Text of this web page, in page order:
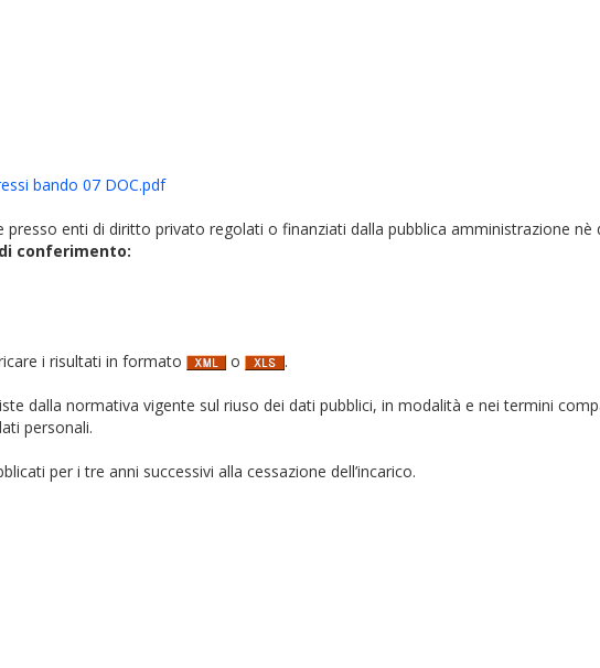
bando 07 DOC.pdf
enti di diritto privato regolati o finanziati dalla pubblica amministrazione
conferimento:
i risultati in formato o .
dalla normativa vigente sul riuso dei dati pubblici, in modalità e nei termini
personali.
per i tre anni successivi alla cessazione dell’incarico.